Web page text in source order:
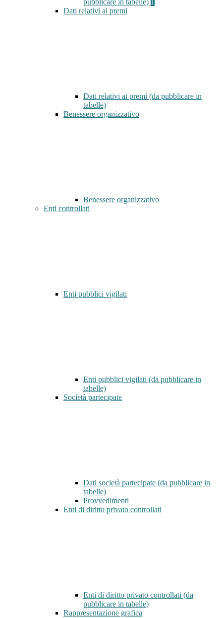
pubblicare in tabelle)
Dati relativi ai premi
Dati relativi ai premi (da pubblicare in
tabelle)
Benessere organizzativo
Benessere organizzativo
Enti controllati
Enti pubblici vigilati
Enti pubblici vigilati (da pubblicare in
tabelle)
Società partecipate
Dati società partecipate (da pubblicare in
tabelle)
Provvedimenti
Enti di diritto privato controllati
Enti di diritto privato controllati (da
pubblicare in tabelle)
Rappresentazione grafica